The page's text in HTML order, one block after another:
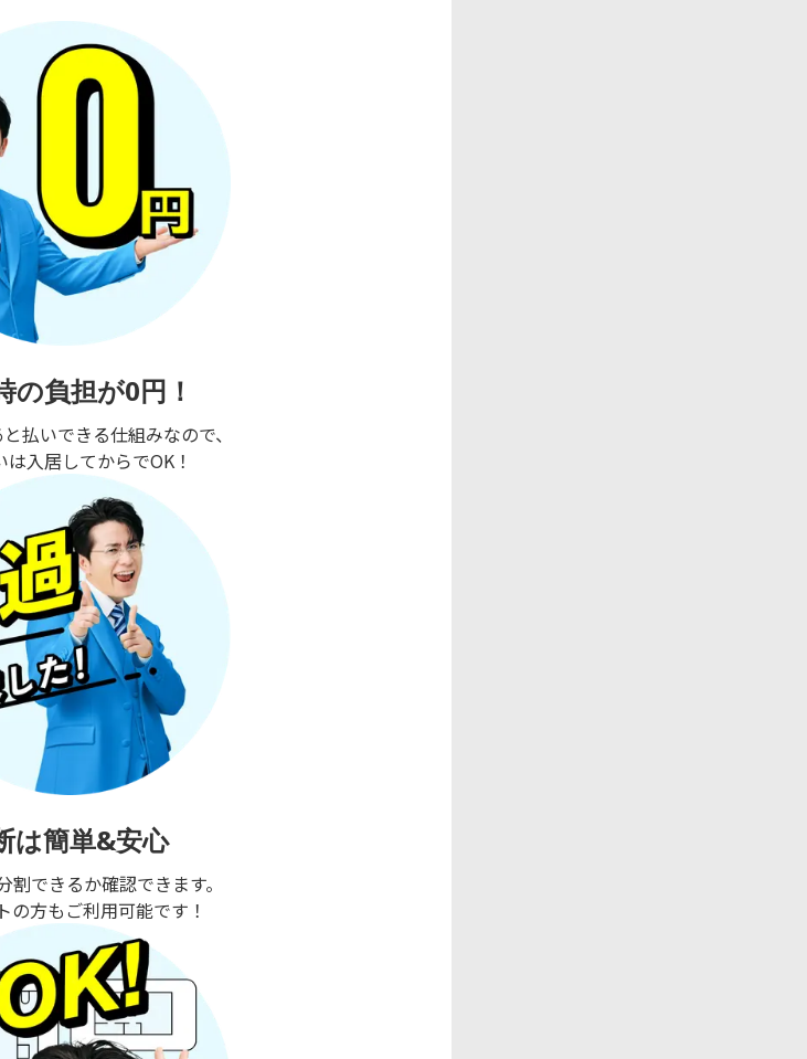
の負担が0円！
払いできる仕組みなので、
は入居してからでOK！
は簡単&安心
割できるか確認できます。
の方もご利用可能です！